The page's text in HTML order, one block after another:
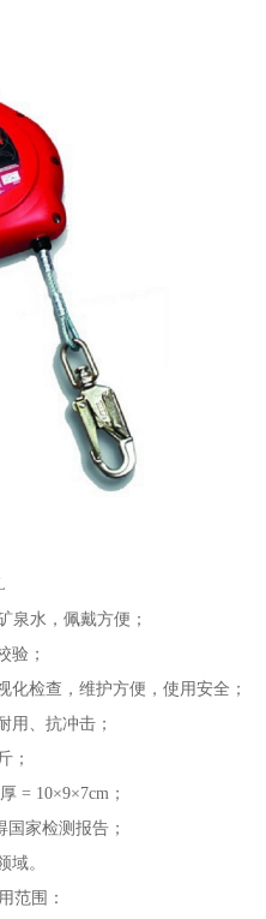
泉水，佩戴方便；
验；
化检查，维护方便，使用安全；
用、抗冲击；
；
= 10×9×7cm；
国家检测报告；
域。
范围：